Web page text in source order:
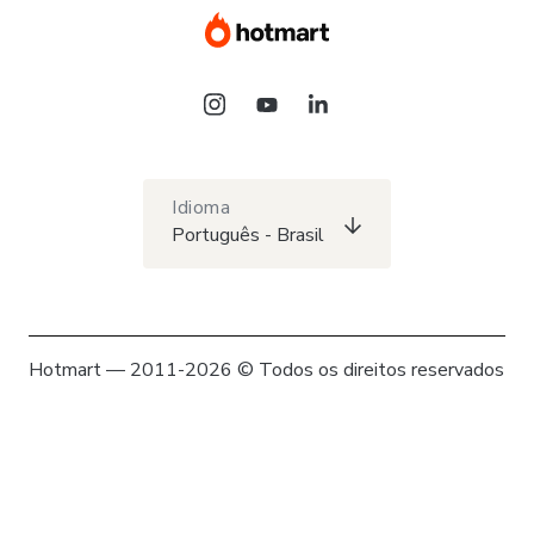
Idioma
Português - Brasil
Hotmart — 2011-2026 © Todos os direitos reservados